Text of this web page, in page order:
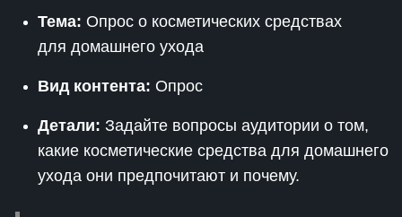
Тема: Опрос о косметических средствах
для домашнего ухода
Вид контента: Опрос
Детали: Задайте вопросы аудитории о том,
какие косметические средства для домашнего
ухода они предпочитают и почему.